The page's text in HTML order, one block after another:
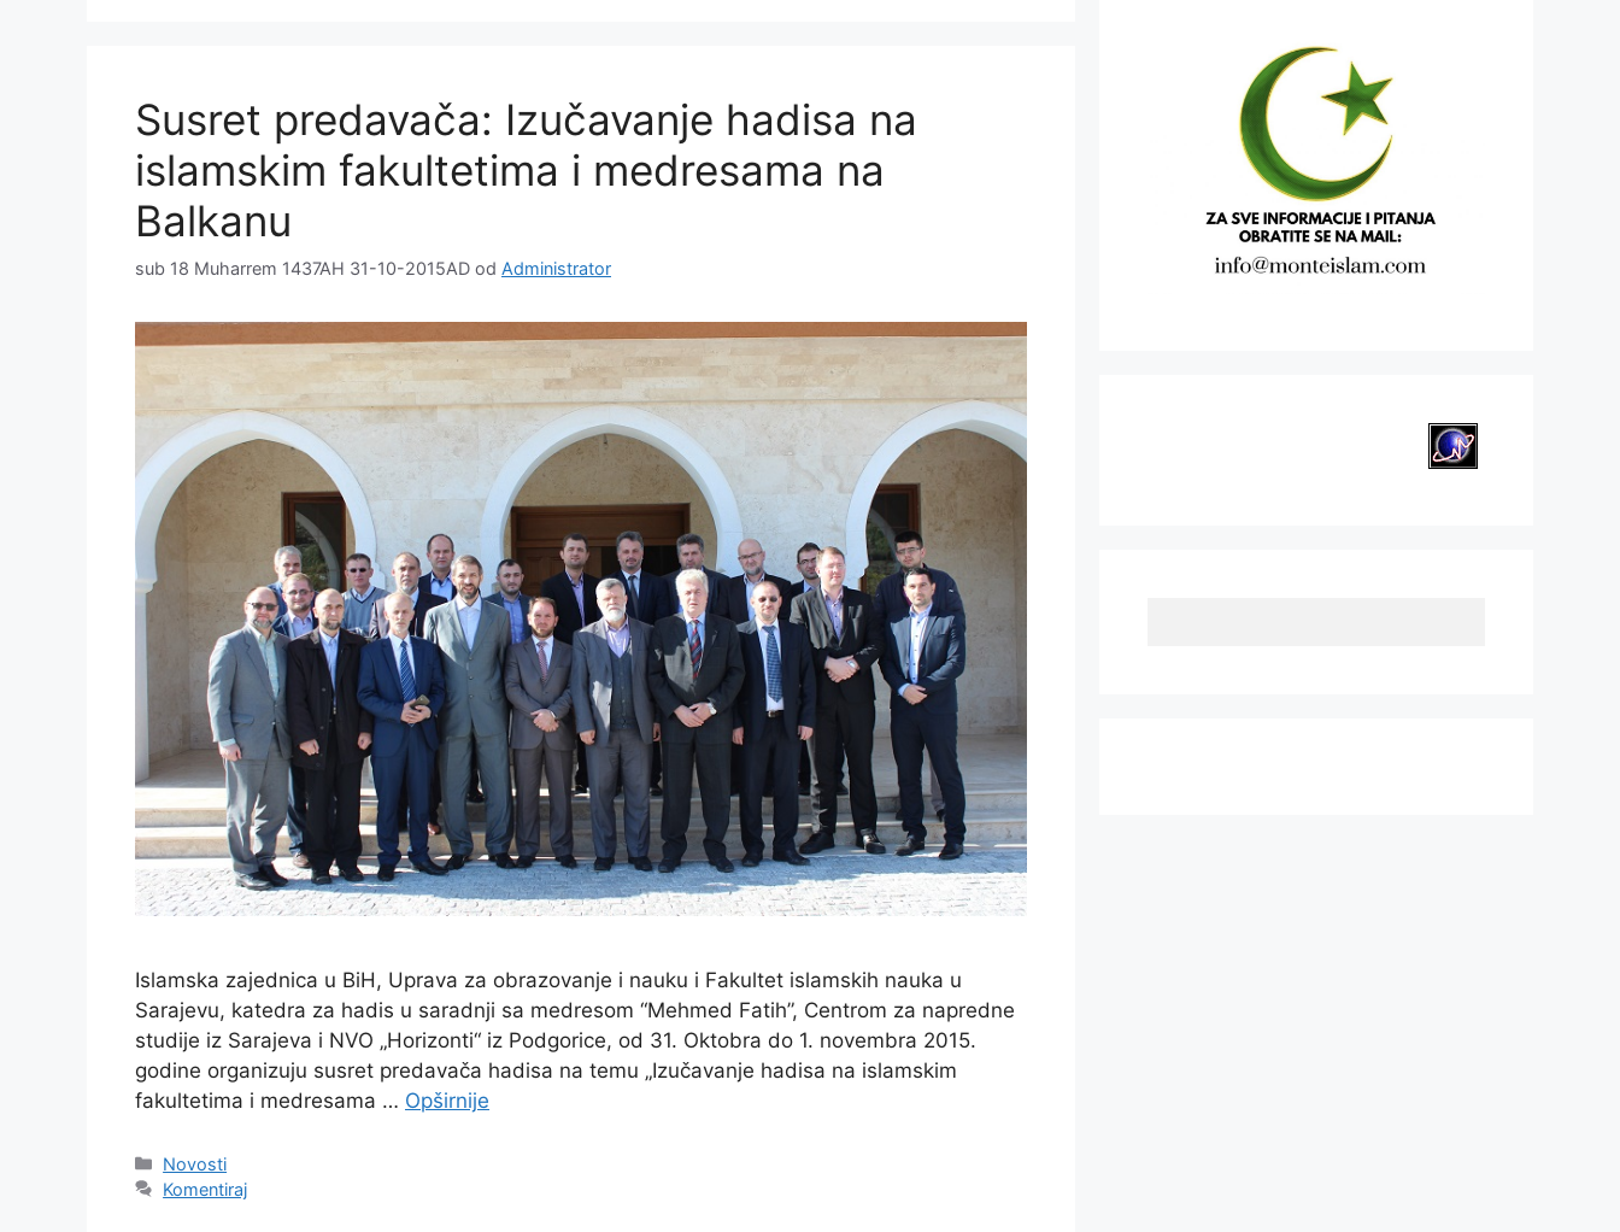
Susret predavača: Izučavanje hadisa na
islamskim fakultetima i medresama na
Balkanu
sub 18 Muharrem 1437AH 31-10-2015AD od Administrator
Islamska zajednica u BiH, Uprava za obrazovanje i nauku i Fakultet islamskih nauka u
Sarajevu, katedra za hadis u saradnji sa medresom “Mehmed Fatih”, Centrom za napredne
studije iz Sarajeva i NVO „Horizonti“ iz Podgorice, od 31. Oktobra do 1. novembra 2015.
godine organizuju susret predavača hadisa na temu „Izučavanje hadisa na islamskim
fakultetima i medresama … Opširnije
Kategorije
Novosti
Komentiraj